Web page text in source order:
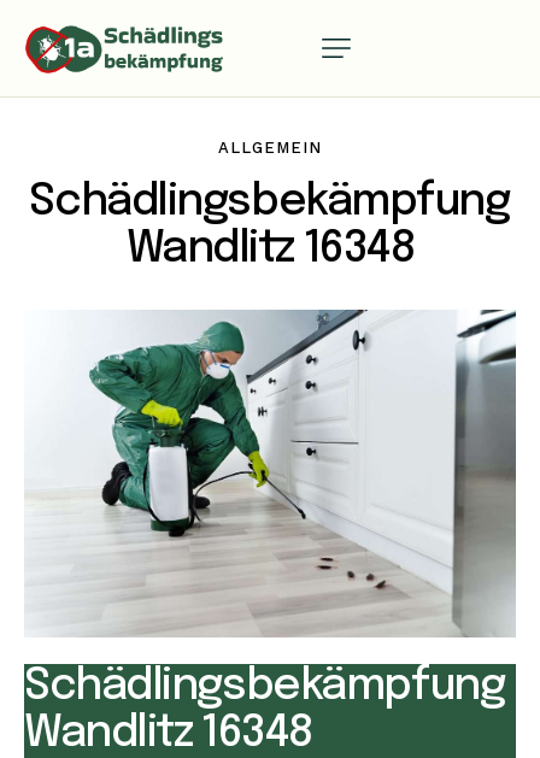
ALLGEMEIN
Schädlingsbekämpfung
Wandlitz 16348
Schädlingsbekämpfung
Wandlitz 16348